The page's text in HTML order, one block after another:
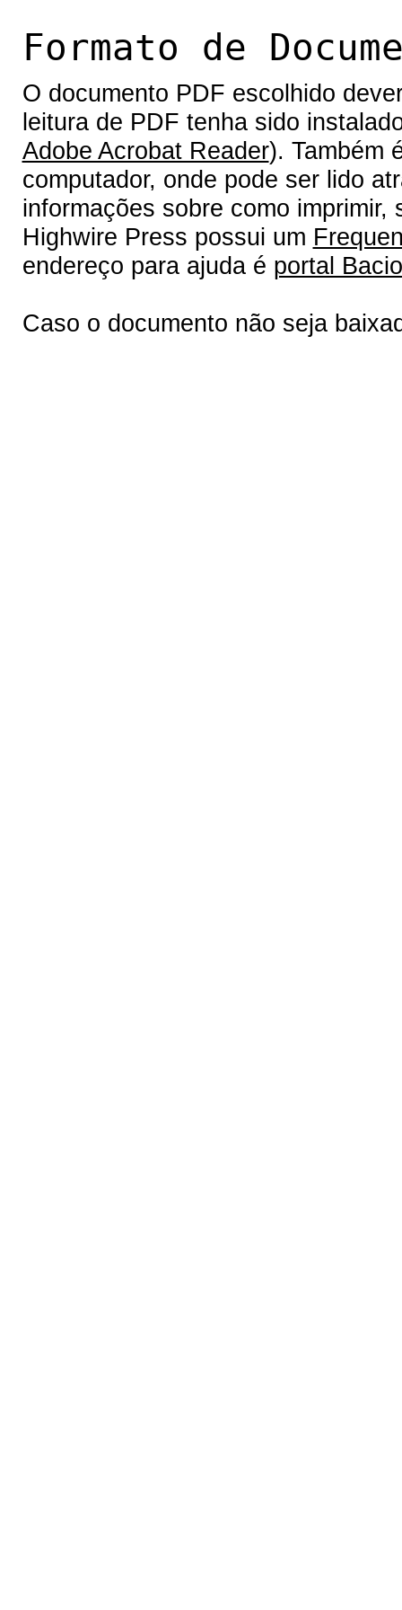
Formato de
O documento PDF escolhido
leitura de PDF tenha sido
Adobe Acrobat Reader). Também
computador, onde pode ser lido
informações sobre como
Highwire Press possui um
endereço para ajuda é portal
Caso o documento não seja